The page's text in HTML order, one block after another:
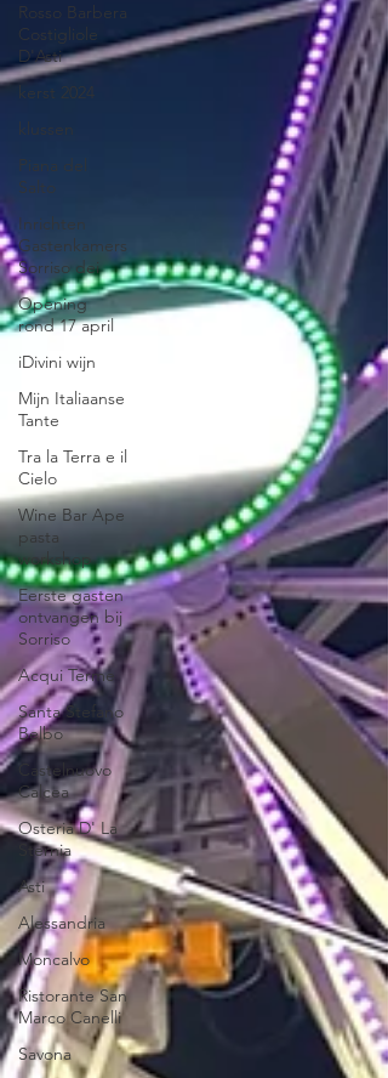
Rosso Barbera
Costigliole
D'Asti
kerst 2024
klussen
Piana del
Salto
Inrichten
Gastenkamers
Sorriso dei
Opening
rond 17 april
iDivini wijn
Mijn Italiaanse
Tante
Tra la Terra e il
Cielo
Wine Bar Ape
pasta
workshop
Eerste gasten
ontvangen bij
Sorriso
Acqui Terme
Santa Stefano
Belbo
Castelnuovo
Calcea
Osteria D' La
Sternia
Asti
Alessandria
Moncalvo
Ristorante San
Marco Canelli
Savona